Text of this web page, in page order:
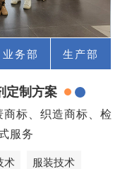
业务部 生产部
定制方案
标、织造商标、检
服务
术 服装技术